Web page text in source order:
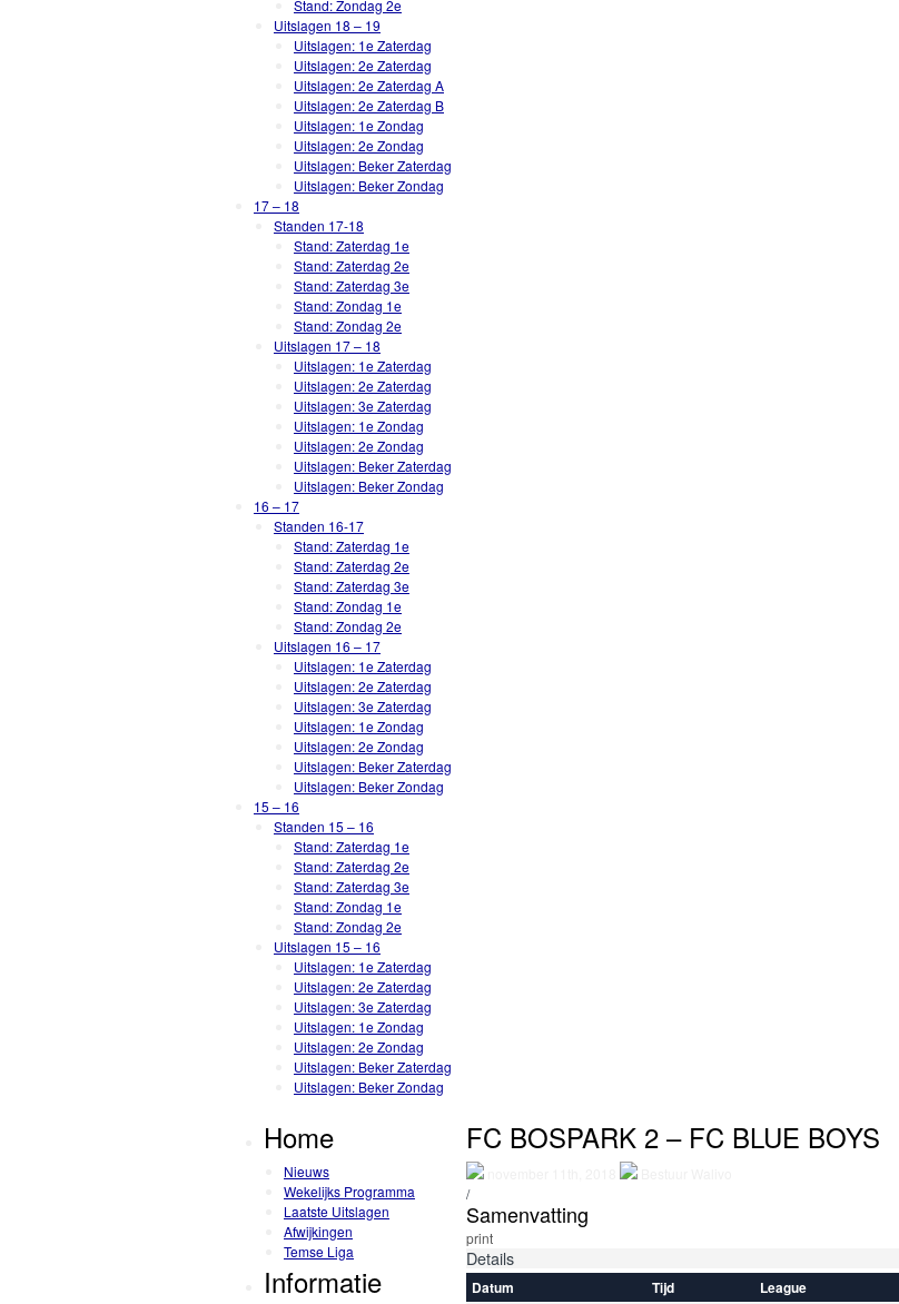
Stand: Zondag 2e
Uitslagen 18 – 19
Uitslagen: 1e Zaterdag
Uitslagen: 2e Zaterdag
Uitslagen: 2e Zaterdag A
Uitslagen: 2e Zaterdag B
Uitslagen: 1e Zondag
Uitslagen: 2e Zondag
Uitslagen: Beker Zaterdag
Uitslagen: Beker Zondag
17 – 18
Standen 17-18
Stand: Zaterdag 1e
Stand: Zaterdag 2e
Stand: Zaterdag 3e
Stand: Zondag 1e
Stand: Zondag 2e
Uitslagen 17 – 18
Uitslagen: 1e Zaterdag
Uitslagen: 2e Zaterdag
Uitslagen: 3e Zaterdag
Uitslagen: 1e Zondag
Uitslagen: 2e Zondag
Uitslagen: Beker Zaterdag
Uitslagen: Beker Zondag
16 – 17
Standen 16-17
Stand: Zaterdag 1e
Stand: Zaterdag 2e
Stand: Zaterdag 3e
Stand: Zondag 1e
Stand: Zondag 2e
Uitslagen 16 – 17
Uitslagen: 1e Zaterdag
Uitslagen: 2e Zaterdag
Uitslagen: 3e Zaterdag
Uitslagen: 1e Zondag
Uitslagen: 2e Zondag
Uitslagen: Beker Zaterdag
Uitslagen: Beker Zondag
15 – 16
Standen 15 – 16
Stand: Zaterdag 1e
Stand: Zaterdag 2e
Stand: Zaterdag 3e
Stand: Zondag 1e
Stand: Zondag 2e
Uitslagen 15 – 16
Uitslagen: 1e Zaterdag
Uitslagen: 2e Zaterdag
Uitslagen: 3e Zaterdag
Uitslagen: 1e Zondag
Uitslagen: 2e Zondag
Uitslagen: Beker Zaterdag
Uitslagen: Beker Zondag
Home
Nieuws
Wekelijks Programma
Laatste Uitslagen
Afwijkingen
Temse Liga
Informatie
FC BOSPARK 2 – FC BLUE BOYS
/
Samenvatting
print
Details
Datum Tijd League